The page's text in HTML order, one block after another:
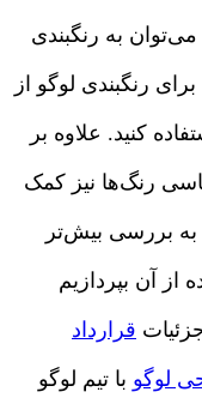
به رنگبندی
رنگبندی لوگو از
کنید. علاوه بر
رنگ‌ها نیز کمک
به بررسی بیش‌تر
از آن بپردازیم
قرارداد
لوگو با تیم لوگو